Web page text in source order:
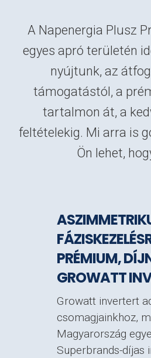
A Napenergia Plusz
egyes apró területén
nyújtunk, az
támogatástól, a
tartalmon át, a
feltételekig. Mi arra is
Ön lehet,
PRÉMIUM,
GROWATT
Growatt invertert
csomagjainkhoz,
Magyarország
Superbrands-díjas